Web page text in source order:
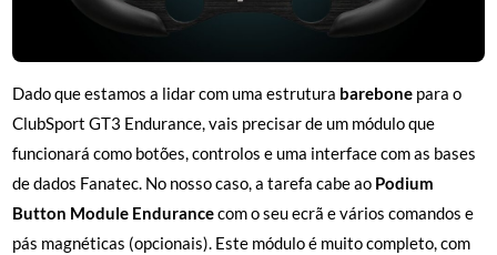
Dado que estamos a lidar com uma estrutura barebone para o
ClubSport GT3 Endurance, vais precisar de um módulo que
funcionará como botões, controlos e uma interface com as bases
de dados Fanatec. No nosso caso, a tarefa cabe ao Podium
Button Module Endurancecom o seu ecrã e vários comandos e
pás magnéticas (opcionais). Este módulo é muito completo, com